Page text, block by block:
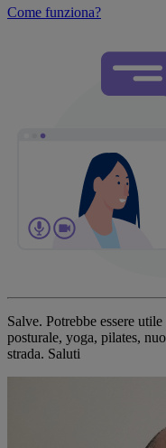
Come funziona?
Salve. Potrebbe essere
posturale, yoga, pilates,
strada. Saluti